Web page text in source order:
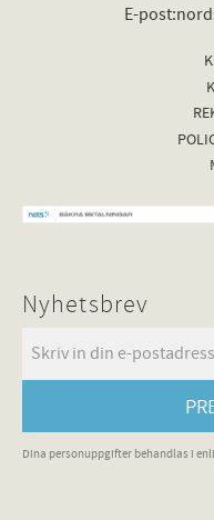
E-
Nyhetsbrev
Dina personuppgifter behandlas i